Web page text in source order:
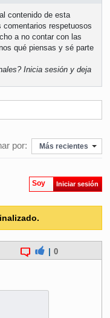
contenido de esta
respetuosos
a no contar con las
qué piensas y sé parte
Inicia sesión y deja
por: Más recientes
Soy Iniciar sesión
0